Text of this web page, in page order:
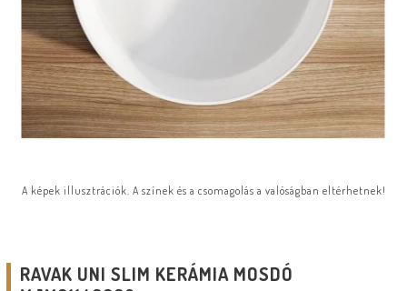
A képek illusztrációk. A színek és a csomagolás a valóságban eltérhetnek!
RAVAK UNI SLIM KERÁMIA MOSDÓ